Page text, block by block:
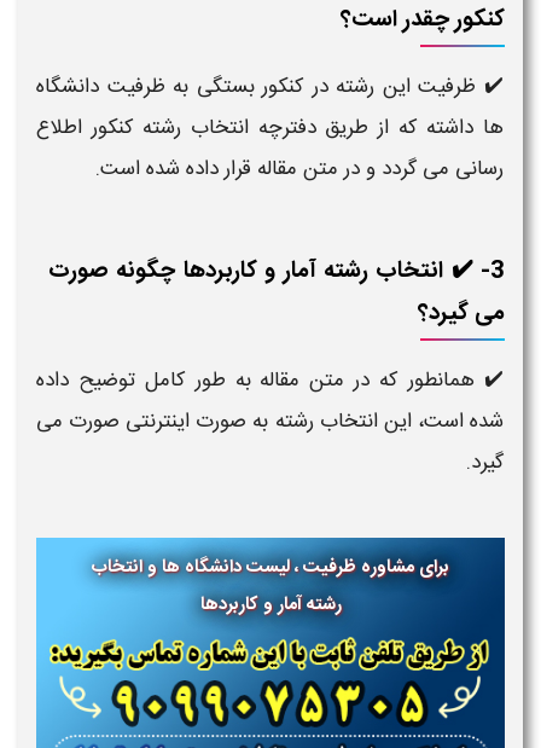
کنکور چقدر است؟
✔️ ظرفیت این رشته در کنکور بستگی به ظرفیت دانشگاه
ها داشته که از طریق دفترچه انتخاب رشته کنکور اطلاع
رسانی می گردد و در متن مقاله قرار داده شده است.
3- ✔️ انتخاب رشته آمار و کاربردها​ چگونه صورت
می گیرد؟
✔️ همانطور که در متن مقاله به طور کامل توضیح داده
شده است، این انتخاب رشته به صورت اینترنتی صورت می
گیرد.
برای مشاوره ظرفیت ، لیست دانشگاه ها و انتخاب
رشته آمار و کاربردها